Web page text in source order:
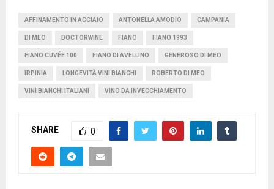
AFFINAMENTO IN ACCIAIO ANTONELLA AMODIO CAMPANIA
DI MEO DOCTORWINE FIANO FIANO 1993
FIANO CUVÉE 100 FIANO DI AVELLINO GENEROSO DI MEO
IRPINIA LONGEVITÀ VINI BIANCHI ROBERTO DI MEO
VINI BIANCHI ITALIANI VINO DA INVECCHIAMENTO
SHARE 0